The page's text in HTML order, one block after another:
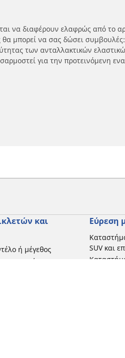
να διαφέρουν ελαφρώς από το
μπορεί να σας δώσει συμβουλές:
των ανταλλακτικών
για την προτεινόμενη
και
ή μέγεθος
Εύρεση
SUV και